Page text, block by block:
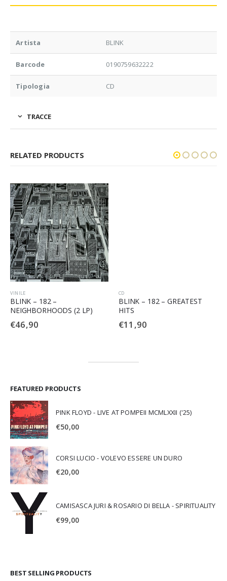
Artista BLINK
Barcode 0190759632222
Tipologia CD
TRACCE
RELATED PRODUCTS
VINILE
BLINK – 182 –
NEIGHBORHOODS (2 LP)
€46,90
CD
BLINK – 182 – GREATEST
HITS
€11,90
FEATURED PRODUCTS
PINK FLOYD - LIVE AT POMPEII MCMLXXII ('25)
€50,00
CORSI LUCIO - VOLEVO ESSERE UN DURO
€20,00
CAMISASCA JURI & ROSARIO DI BELLA - SPIRITUALITY
€99,00
BEST SELLING PRODUCTS